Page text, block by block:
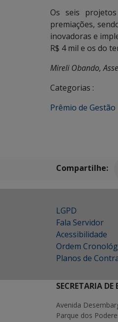
Os seis
premiações,
inovadoras e
R$ 4 mil e os do
Mireli Obando,
Categorias :
Prêmio de Gestão
Compartilhe:
LGPD
Fala Servidor
Acessibilidade
Ordem
Planos de
SECRETARIA
Avenida
Parque dos